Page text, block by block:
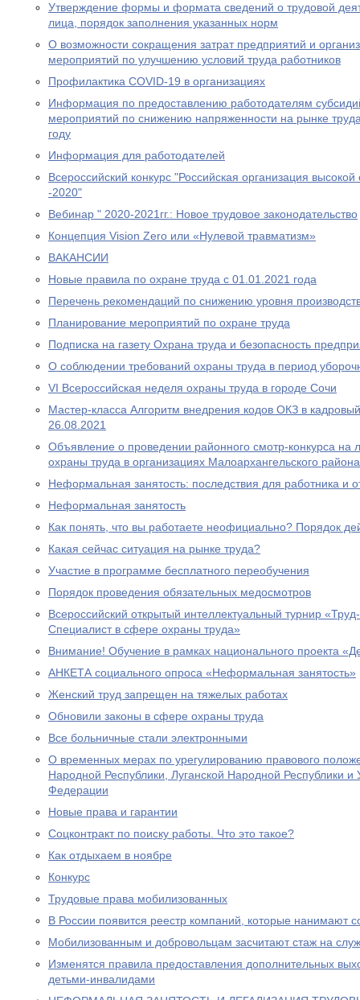
Утверждение формы и формата сведений о трудовой
лица, порядок заполнения указанных норм
О возможности сокращения затрат предприятий и
мероприятий по улучшению условий труда работников
Профилактика COVID-19 в организациях
Информация по предоставлению работодателям
мероприятий по снижению напряженности на рынке
году
Информация для работодателей
Всероссийский конкурс "Российская организация
-2020"
Вебинар " 2020-2021гг.: Новое трудовое законодательство
Концепция Vision Zero или «Нулевой травматизм»
ВАКАНСИИ
Новые правила по охране труда с 01.01.2021 года
Перечень рекомендаций по снижению уровня
Планирование мероприятий по охране труда
Подписка на газету Охрана труда и безопасность
О соблюдении требований охраны труда в период
VI Всероссийская неделя охраны труда в городе Сочи
Мастер-класса Алгоритм внедрения кодов ОКЗ в
26.08.2021
Объявление о проведении районного смотр-конкурса на
охраны труда в организациях Малоархангельского
Неформальная занятость: последствия для работника и
Неформальная занятость
Как понять, что вы работаете неофициально? Порядок
Какая сейчас ситуация на рынке труда?
Участие в программе бесплатного переобучения
Порядок проведения обязательных медосмотров
Всероссийский открытый интеллектуальный турнир
Специалист в сфере охраны труда»
Внимание! Обучение в рамках национального проекта
АНКЕТА социального опроса «Неформальная занятость»
Женский труд запрещен на тяжелых работах
Обновили законы в сфере охраны труда
Все больничные стали электронными
О временных мерах по урегулированию правового
Народной Республики, Луганской Народной Республики и
Федерации
Новые права и гарантии
Соцконтракт по поиску работы. Что это такое?
Как отдыхаем в ноябре
Конкурс
Трудовые права мобилизованных
В России появится реестр компаний, которые нанимают
Мобилизованным и добровольцам засчитают стаж на
Изменятся правила предоставления дополнительных
детьми-инвалидами